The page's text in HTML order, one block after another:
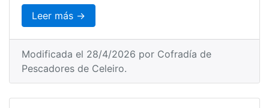
Leer más →
Modificada el 28/4/2026 por Cofradía de
Pescadores de Celeiro.